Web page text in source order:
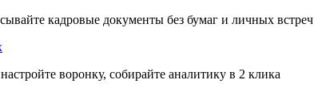
кадровые документы без бумаг и личных встреч
воронку, собирайте аналитику в 2 клика